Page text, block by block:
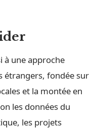
à une approche
étrangers, fondée sur
et la montée en
les données du
les projets